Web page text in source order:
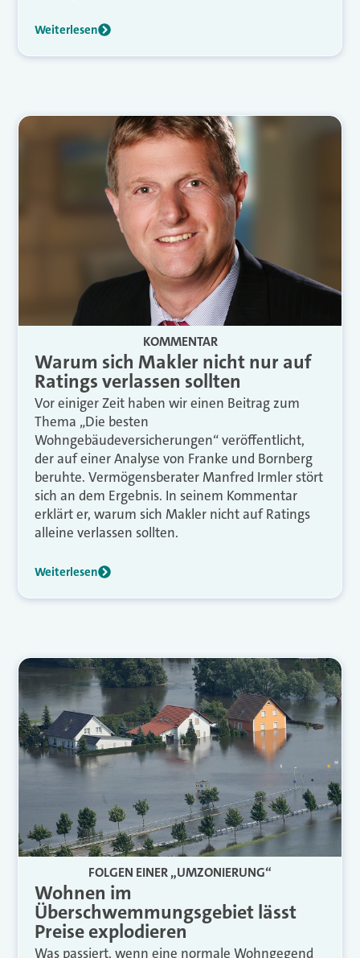
Weiterlesen
KOMMENTAR
Warum sich Makler nicht nur auf
Ratings verlassen sollten
Vor einiger Zeit haben wir einen Beitrag zum
Thema „Die besten
Wohngebäudeversicherungen“ veröffentlicht,
der auf einer Analyse von Franke und Bornberg
beruhte. Vermögensberater Manfred Irmler stört
sich an dem Ergebnis. In seinem Kommentar
erklärt er, warum sich Makler nicht auf Ratings
alleine verlassen sollten.
Weiterlesen
FOLGEN EINER „UMZONIERUNG“
Wohnen im
Überschwemmungsgebiet lässt
Preise explodieren
Was passiert, wenn eine normale Wohngegend